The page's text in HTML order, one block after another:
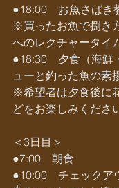
●18:00　お魚さばき
※買ったお魚で捌き
へのレクチャータイ
●18:30　夕食（海鮮
ューと釣った魚の素
※希望者は夕食後に
どをお楽しみくださ
＜3日目＞
●7:00　朝食
●10:00　チェックア